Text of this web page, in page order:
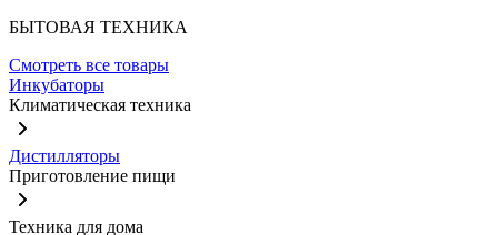
БЫТОВАЯ ТЕХНИКА
Смотреть все товары
Инкубаторы
Климатическая техника
Дистилляторы
Приготовление пищи
Техника для дома